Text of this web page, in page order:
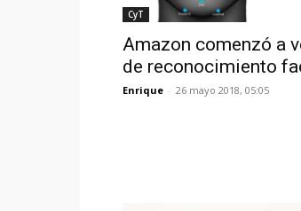
CyT
Amazon comenzó a
de reconocimiento
Enrique - 26 mayo 2018, 05:05